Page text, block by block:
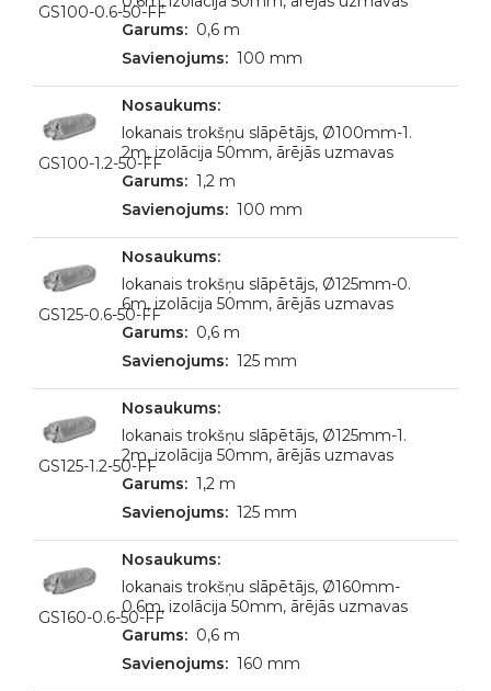
GS100-0.6-50-FF
0,6 m
100 mm
GS100-1.2-50-FF
lokanais trokšņu slāpētājs, Ø100mm-1.
2m, izolācija 50mm, ārējās uzmavas
1,2 m
100 mm
GS125-0.6-50-FF
lokanais trokšņu slāpētājs, Ø125mm-0.
6m, izolācija 50mm, ārējās uzmavas
0,6 m
125 mm
GS125-1.2-50-FF
lokanais trokšņu slāpētājs, Ø125mm-1.
2m, izolācija 50mm, ārējās uzmavas
1,2 m
125 mm
GS160-0.6-50-FF
lokanais trokšņu slāpētājs, Ø160mm-
0.6m, izolācija 50mm, ārējās uzmavas
0,6 m
160 mm